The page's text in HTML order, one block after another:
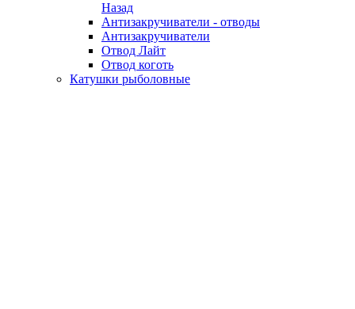
Назад
Антизакручиватели - отводы
Антизакручиватели
Отвод Лайт
Отвод коготь
Катушки рыболовные